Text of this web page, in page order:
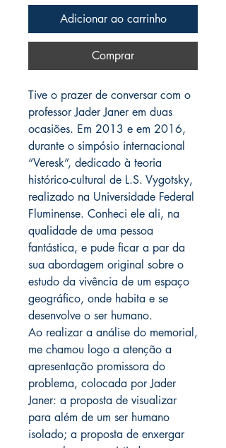
Adicionar ao carrinho
Comprar
Tive o prazer de conversar com o
professor Jader Janer em duas
ocasiões. Em 2013 e em 2016,
durante o simpósio internacional
“Veresk”, dedicado à teoria
histórico-cultural de L.S. Vygotsky,
realizado na Universidade Federal
Fluminense. Conheci ele ali, na
qualidade de uma pessoa
fantástica, e pude ficar a par da
sua abordagem original sobre o
estudo da vivência de um espaço
geográfico, onde habita e se
desenvolve o ser humano.
Ao realizar a análise do memorial,
me chamou logo a atenção a
apresentação promissora do
problema, colocada por Jader
Janer: a proposta de visualizar
para além de um ser humano
isolado; a proposta de enxergar